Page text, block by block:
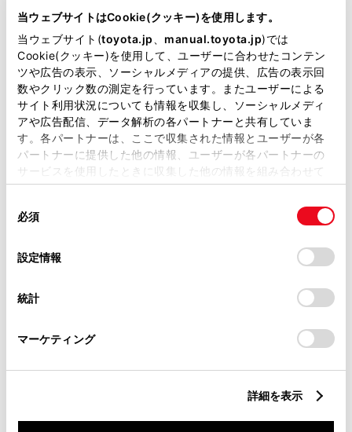
当ウェブサイトはCookie(クッキー)を使用します。
当ウェブサイト(toyota.jp manual.toyota.jp)では
Cookie(クッキー)を使用して、ユーザーに合わせたコンテン
ツや広告の表示、ソーシャルメディアの提供、広告の表示回
数やクリック数の測定を行っています。またユーザーによる
サイト利用状況についても情報を収集し、ソーシャルメディ
アや広告配信、データ解析の各パートナーと共有していま
す。各パートナーは、ここで収集された情報とユーザーが各
パートナーに提供した他の情報、ユーザーが各パートナーの
サービスを使用したときに収集した他の情報を組み合わせて
使用することがあります。当ウェブサイトの使用を続行する
デバイスにすべてのCookie(クッキー)が保存されることに同
意したことになります。Cookie(クッキー)のオプトアウト、
設定の変更、同意を撤回したりするにあたっては、当社の
「Cookie（クッキー）情報の取り扱いについて
」をご覧くだ
必須
設定情報
統計
マーケティング
詳細を表示
中古車(U-Car)販売 G-Station
介助専門士のいるお店 WiFi
この販売店のウェブサイトはこちら
営業日カレンダー